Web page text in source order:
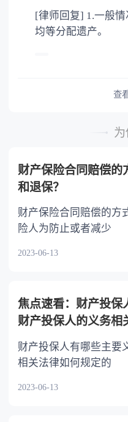
公证。
[律师回复] 1.一般情况下，同一顺序的各继承人
均等分配遗产。 2.同一顺序继承人继承遗产
或者与被继承人共
的继承人，不尽扶
查
财产保险合同赔偿的
和退保？
财产保险合同赔偿的方
险人为防止或者减少
2023-06-13
焦点速看：财产投保
财产投保人的义务相
财产投保人有哪些主要
相关法律如何规定的
2023-06-13